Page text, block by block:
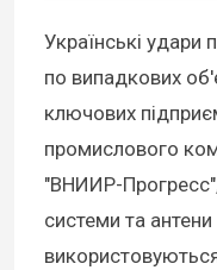
Українські удари
по випадкових
ключових
промислового
"ВНИИР-Прогресс",
системи та